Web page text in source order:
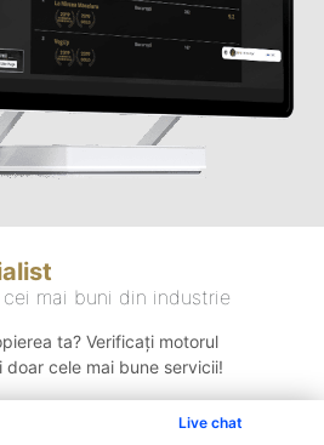
Live chat
mai buni din industrie
ta? Verificați motorul
cele mai bune servicii!